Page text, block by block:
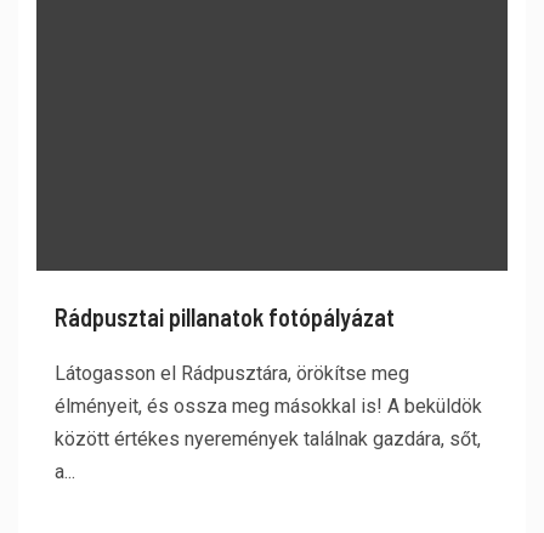
Rádpusztai pillanatok fotópályázat
Látogasson el Rádpusztára, örökítse meg
élményeit, és ossza meg másokkal is! A beküldök
között értékes nyeremények találnak gazdára, sőt,
a...